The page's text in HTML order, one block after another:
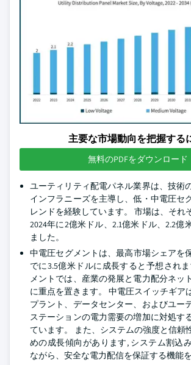
主要な市場動向を把握する
無料のPDFをダウンロード
ユーティリティ配電パネル業界は、技術
インフラニーズを主導し、低・中電圧セ
レンドを経験しています。 市場は、それぞ
2024年に2億米ドル、2.1億米ドル、2.2億
ました。
中電圧セグメントは、最高市場シェアを
でに3.5億米ドルに成長すると予想され
メントでは、産業の発展と電力配分ネッ
に重点を置きます。 中電圧スイッチギア
プラント、データセンター、およびユー
ステーションの電力需要の増加に対処す
ています。 また、システムの強度と信頼
めの成長傾向があります, システム割込
ながら、安全な電力配信を保証する機能